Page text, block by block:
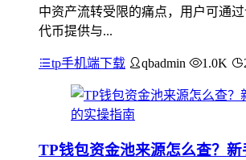
中资产流转受限的痛点，用户可通
代币提供与...
tp手机端下载 qbadmin 1.0K
TP钱包资金池来源怎么查？